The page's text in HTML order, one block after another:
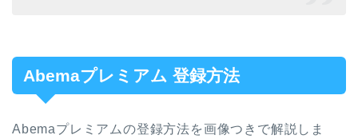
Abemaプレミアム 登録方法
Abemaプレミアムの登録方法を画像つきで解説しま